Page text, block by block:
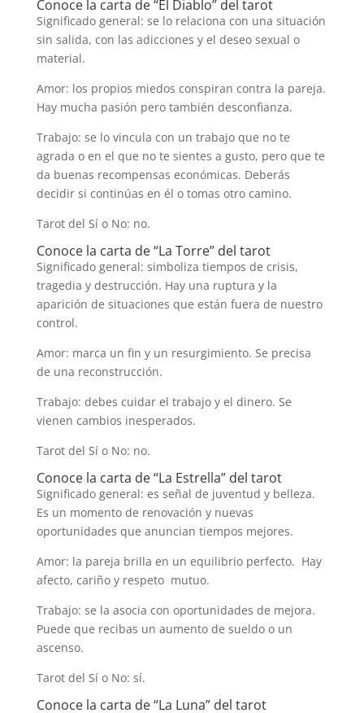
Conoce la carta de “El Diablo” del tarot
Significado general: se lo relaciona con una situación
sin salida, con las adicciones y el deseo sexual o
material.
Amor: los propios miedos conspiran contra la pareja.
Hay mucha pasión pero también desconfianza.
Trabajo: se lo vincula con un trabajo que no te
agrada o en el que no te sientes a gusto, pero que te
da buenas recompensas económicas. Deberás
decidir si continúas en él o tomas otro camino.
Tarot del Sí o No: no.
Conoce la carta de “La Torre” del tarot
Significado general: simboliza tiempos de crisis,
tragedia y destrucción. Hay una ruptura y la
aparición de situaciones que están fuera de nuestro
control.
Amor: marca un fin y un resurgimiento. Se precisa
de una reconstrucción.
Trabajo: debes cuidar el trabajo y el dinero. Se
vienen cambios inesperados.
Tarot del Sí o No: no.
Conoce la carta de “La Estrella” del tarot
Significado general: es señal de juventud y belleza.
Es un momento de renovación y nuevas
oportunidades que anuncian tiempos mejores.
Amor: la pareja brilla en un equilibrio perfecto. Hay
afecto, cariño y respeto mutuo.
Trabajo: se la asocia con oportunidades de mejora.
Puede que recibas un aumento de sueldo o un
ascenso.
Tarot del Sí o No: sí.
Conoce la carta de “La Luna” del tarot